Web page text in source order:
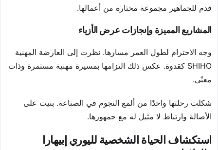
قدم للجماهير مجموعة مختارة من أعمالها.
المشاريع المميزة وإنجازات عرض الأزياء
وجه الاحترام لطول العمر مسارها. نظرت إلى العارضة المهنية
SHIHO كقدوة. عكس ذلك التزامها بمسيرة مهنية مستمرة وذات
معنًى.
شكلت رحلتها واحدًا من ألمع النجوم في الصناعة. بنيت على
الأصالة وارتباط لا مثيل له مع جمهورها.
استكشاف الحياة الشخصية لليوري إبيهارا